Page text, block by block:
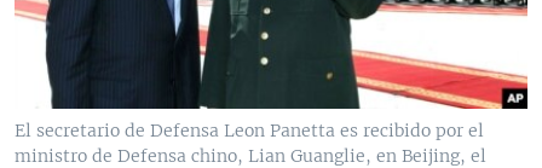
VENEZUELA
BRASIL
NICARAGUA
ECONOMÍA
ENTRETENIMIENTO Y CULTURA
TECNOLOGÍA
DEPORTES
MULTIMEDIA
VIDEOS
FOTOGRAFÍA
AUDIOS
PROGRAMAS TV
EL MUNDO AL DÍA
FORO INTERAMERICANO
RADIO
AVANCE INFORMATIVO
DIRECT
El secretario de Defensa Leon Panetta es recibido por el
ministro de Defensa chino, Lian Guanglie, en Beijing, el